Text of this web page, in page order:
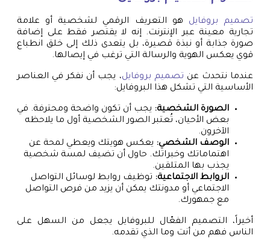
تصميم بروفايل هو التعريف الرقمي لشخصية أو علامة
تجارية معينة عبر الإنترنت. إنه لا يقتصر فقط على إضافة
صورة جذابة أو نبذة قصيرة، بل يتعدى ذلك إلى خلق انطباع
قوي يعكس الهوية والرسالة التي ترغب في إيصالها.
عندما نتحدث عن تصميم بروفايل، يجب أن نفكر في العناصر
الأساسية التي تشكل هذا البروفايل:
الصورة الشخصية: يجب أن تكون واضحة ومحترفة. في
بعض الأحيان، تُعتبر الصور الشخصية أول ما يلاحظه
الآخرون.
الوصف الشخصي: يعكس هويتك ويعطي لمحة عن
اهتماماتك وخبراتك. حاول أن تضيف لمسة شخصية
يجذب بها المتلقين.
الروابط الاجتماعية: توظيف روابط لوسائل التواصل
الاجتماعي أو مدونتك يمكن أن يزيد من فرص التواصل
مع جمهورك.
أخيراً، التصميم الفعّال للبروفايل يجعل من السهل على
الناس فهم من أنت وما الذي تقدمه.